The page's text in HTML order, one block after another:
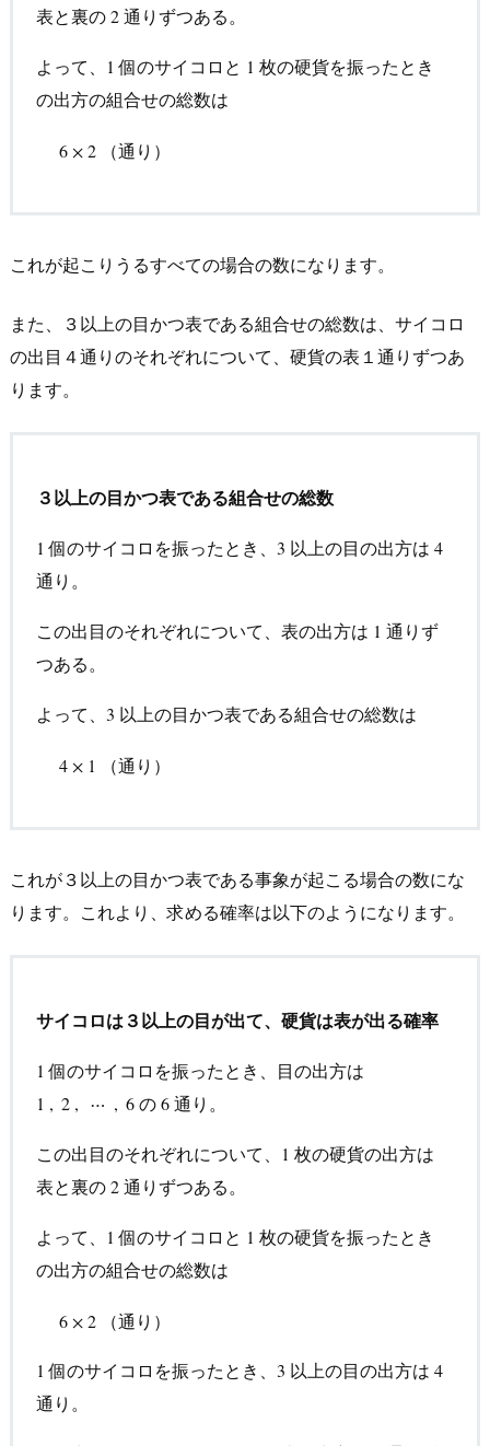
表と裏の2
2通りずつある。
よって、 11 個のサイコロと 11 枚の硬貨を振ったとき
の出方の組合せの総数は
6×2 （通り）
6×2 （通り）
これが起こりうるすべての場合の数になります。
また、３以上の目かつ表である組合せの総数は、サイコロ
の出目４通りのそれぞれについて、硬貨の表１通りずつあ
ります。
３以上の目かつ表である組合せの総数
11 個のサイコロを振ったとき、3
3 以上の目の出方は4
4
通り。
この出目のそれぞれについて、表の出方は 11 通りず
つある。
よって、 3
3 以上の目かつ表である組合せの総数は
4× 1 （通り）
4×1 （通り）
これが３以上の目かつ表である事象が起こる場合の数にな
ります。これより、求める確率は以下のようになります。
サイコロは３以上の目が出て、硬貨は表が出る確率
11 個のサイコロを振ったとき、目の出方は
1 , 2 , ⋯ , 6
1 , 2 , ⋯ 6 の6
6通り。
この出目のそれぞれについて、 11 枚の硬貨の出方は
表と裏の2
2通りずつある。
よって、 11 個のサイコロと 11 枚の硬貨を振ったとき
の出方の組合せの総数は
6×2 （通り）
6×2 （通り）
11 個のサイコロを振ったとき、3
3 以上の目の出方は4
4
通り。